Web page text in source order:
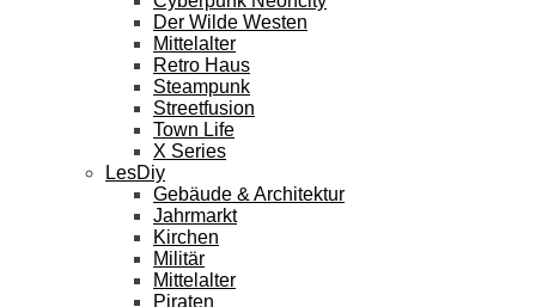
Der Wilde Westen
Mittelalter
Retro Haus
Steampunk
Streetfusion
Town Life
X Series
LesDiy
Gebäude & Architektur
Jahrmarkt
Kirchen
Militär
Mittelalter
Piraten